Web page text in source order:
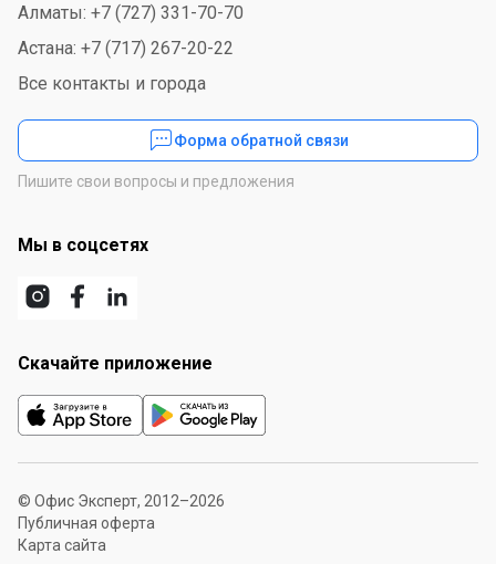
Алматы: +7 (727) 331-70-70
Астана: +7 (717) 267-20-22
Все контакты и города
Форма обратной связи
Пишите свои вопросы и предложения
Мы в соцсетях
Скачайте приложение
© Офис Эксперт, 2012–2026
Публичная оферта
Карта сайта